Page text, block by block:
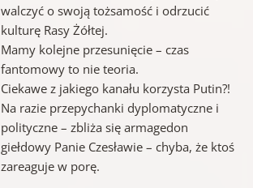
walczyć o swoją tożsamość i odrzucić
kulturę Rasy Żółtej.
Mamy kolejne przesunięcie – czas
fantomowy to nie teoria.
Ciekawe z jakiego kanału korzysta Putin?!
Na razie przepychanki dyplomatyczne i
polityczne – zbliża się armagedon
giełdowy Panie Czesławie – chyba, że ktoś
zareaguje w porę.